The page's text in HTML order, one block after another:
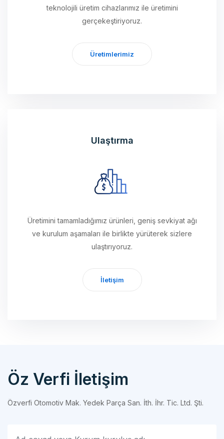
teknolojili üretim cihazlarımız ile üretimini
gerçekeştiriyoruz.
Üretimlerimiz
Ulaştırma
Üretimini tamamladığımız ürünleri, geniş sevkiyat ağı
ve kurulum aşamaları ile birlikte yürüterek sizlere
ulaştırıyoruz.
İletişim
Öz Verfi İletişim
Özverfi Otomotiv Mak. Yedek Parça San. İth. İhr. Tic. Ltd. Şti.